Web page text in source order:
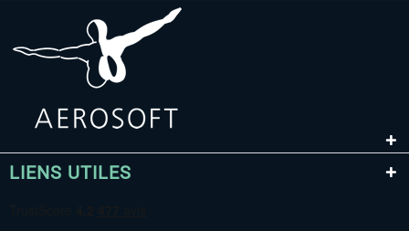
LIENS UTILES